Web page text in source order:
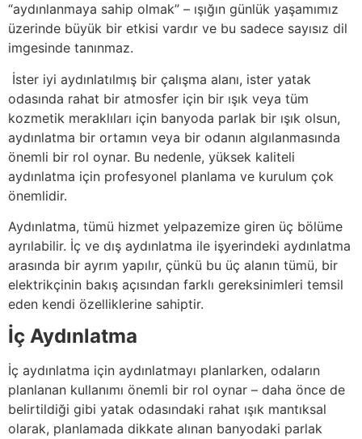
“aydınlanmaya sahip olmak” – ışığın günlük yaşamımız
üzerinde büyük bir etkisi vardır ve bu sadece sayısız dil
imgesinde tanınmaz.
İster iyi aydınlatılmış bir çalışma alanı, ister yatak
odasında rahat bir atmosfer için bir ışık veya tüm
kozmetik meraklıları için banyoda parlak bir ışık olsun,
aydınlatma bir ortamın veya bir odanın algılanmasında
önemli bir rol oynar. Bu nedenle, yüksek kaliteli
aydınlatma için profesyonel planlama ve kurulum çok
önemlidir.
Aydınlatma, tümü hizmet yelpazemize giren üç bölüme
ayrılabilir. İç ve dış aydınlatma ile işyerindeki aydınlatma
arasında bir ayrım yapılır, çünkü bu üç alanın tümü, bir
elektrikçinin bakış açısından farklı gereksinimleri temsil
eden kendi özelliklerine sahiptir.
İç Aydınlatma
İç aydınlatma için aydınlatmayı planlarken, odaların
planlanan kullanımı önemli bir rol oynar – daha önce de
belirtildiği gibi yatak odasındaki rahat ışık mantıksal
olarak, planlamada dikkate alınan banyodaki parlak